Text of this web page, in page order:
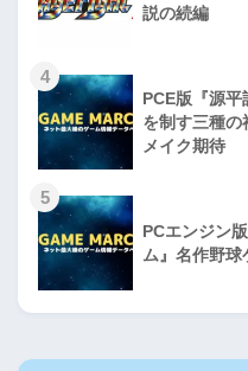
説の続編
4
PCE版『源平
を制す三種の
メイク期待
5
PCエンジン
ム』名作野球